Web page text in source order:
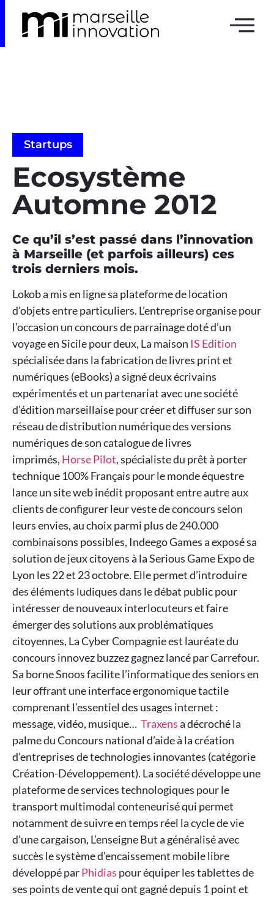
Startups
Ecosystème
Automne 2012
Ce qu’il s’est passé dans l’innovation
à Marseille (et parfois ailleurs) ces
trois derniers mois.
Lokob a mis en ligne sa plateforme de location
d’objets entre particuliers. L’entreprise organise pour
l’occasion un concours de parrainage doté d’un
voyage en Sicile pour deux, La maison IS Edition
spécialisée dans la fabrication de livres print et
numériques (eBooks) a signé deux écrivains
expérimentés et un partenariat avec une société
d’édition marseillaise pour créer et diffuser sur son
réseau de distribution numérique des versions
numériques de son catalogue de livres
imprimés, Horse Pilot, spécialiste du prêt à porter
technique 100% Français pour le monde équestre
lance un site web inédit proposant entre autre aux
clients de configurer leur veste de concours selon
leurs envies, au choix parmi plus de 240.000
combinaisons possibles, Indeego Games a exposé sa
solution de jeux citoyens à la Serious Game Expo de
Lyon les 22 et 23 octobre. Elle permet d’introduire
des éléments ludiques dans le débat public pour
intéresser de nouveaux interlocuteurs et faire
émerger des solutions aux problématiques
citoyennes, La Cyber Compagnie est lauréate du
concours innovez buzzez gagnez lancé par Carrefour.
Sa borne Snoos facilite l’informatique des seniors en
leur offrant une interface ergonomique tactile
comprenant l’essentiel des usages internet :
message, vidéo, musique… Traxensa décroché la
palme du Concours national d’aide à la création
d’entreprises de technologies innovantes (catégorie
Création-Développement). La société développe une
plateforme de services technologiques pour le
transport multimodal conteneurisé qui permet
notamment de suivre en temps réel la cycle de vie
d’une cargaison, L’enseigne But a généralisé avec
succès le système d’encaissement mobile libre
développé parPhidias pour équiper les tablettes de
ses points de vente qui ont gagné depuis 1 point et